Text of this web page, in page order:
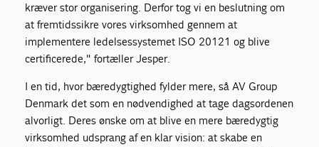
kræver stor organisering. Derfor tog vi en beslutning om
at fremtidssikre vores virksomhed gennem at
implementere ledelsessystemet ISO 20121 og blive
certificerede," fortæller Jesper.
I en tid, hvor bæredygtighed fylder mere, så AV Group
Denmark det som en nødvendighed at tage dagsordenen
alvorligt. Deres ønske om at blive en mere bæredygtig
virksomhed udsprang af en klar vision: at skabe en